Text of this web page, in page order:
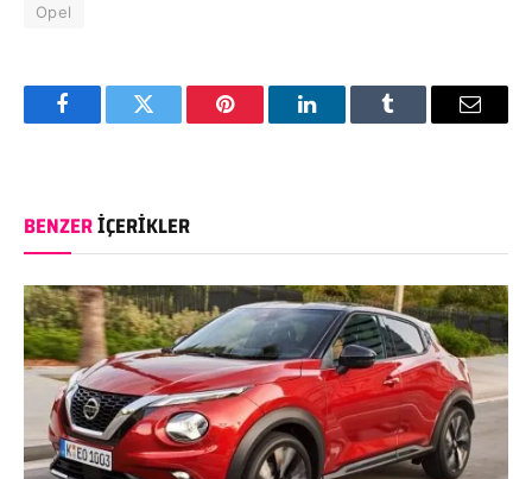
Opel
FacebookTwitter Pinterest LinkedInTumblr Email
BENZERİÇERIKLER